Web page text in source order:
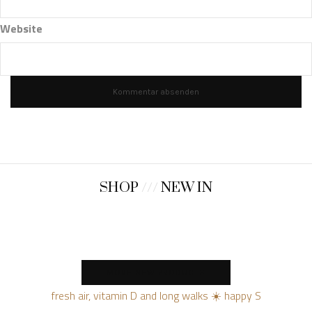
Website
SHOP ///NEW IN
fresh air, vitamin D and long walks ☀️ happy S